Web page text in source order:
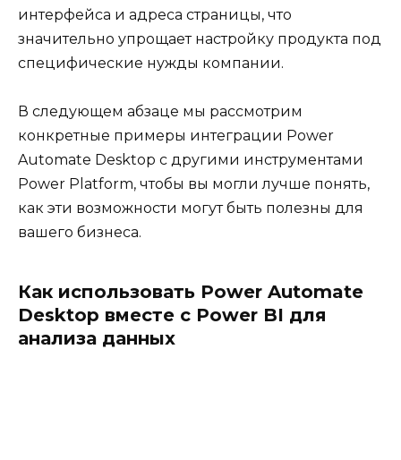
интерфейса и адреса страницы, что
значительно упрощает настройку продукта под
специфические нужды компании.
В следующем абзаце мы рассмотрим
конкретные примеры интеграции Power
Automate Desktop с другими инструментами
Power Platform, чтобы вы могли лучше понять,
как эти возможности могут быть полезны для
вашего бизнеса.
Как использовать Power Automate
Desktop вместе с Power BI для
анализа данных